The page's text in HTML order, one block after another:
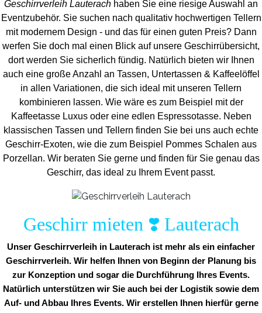
Geschirrverleih Lauterach haben Sie eine riesige Auswahl an
Eventzubehör. Sie suchen nach qualitativ hochwertigen Tellern
mit modernem Design - und das für einen guten Preis? Dann
werfen Sie doch mal einen Blick auf unsere Geschirrübersicht,
dort werden Sie sicherlich fündig. Natürlich bieten wir Ihnen
auch eine große Anzahl an Tassen, Untertassen & Kaffeelöffel
in allen Variationen, die sich ideal mit unseren Tellern
kombinieren lassen. Wie wäre es zum Beispiel mit der
Kaffeetasse Luxus oder eine edlen Espressotasse. Neben
klassischen Tassen und Tellern finden Sie bei uns auch echte
Geschirr-Exoten, wie die zum Beispiel Pommes Schalen aus
Porzellan. Wir beraten Sie gerne und finden für Sie genau das
Geschirr, das ideal zu Ihrem Event passt.
Geschirr mieten ❣️ Lauterach
Unser Geschirrverleih in Lauterach ist mehr als ein einfacher
Geschirrverleih. Wir helfen Ihnen von Beginn der Planung bis
zur Konzeption und sogar die Durchführung Ihres Events.
Natürlich unterstützen wir Sie auch bei der Logistik sowie dem
Auf- und Abbau Ihres Events. Wir erstellen Ihnen hierfür gerne